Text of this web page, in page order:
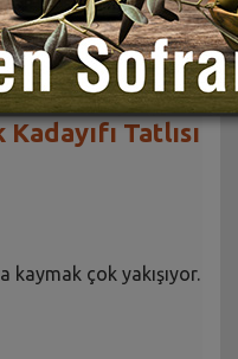
Tatlısı
kaymak çok yakışıyor.